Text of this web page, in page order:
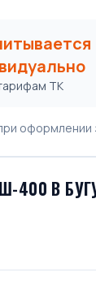
ТК
оформлении
400 В